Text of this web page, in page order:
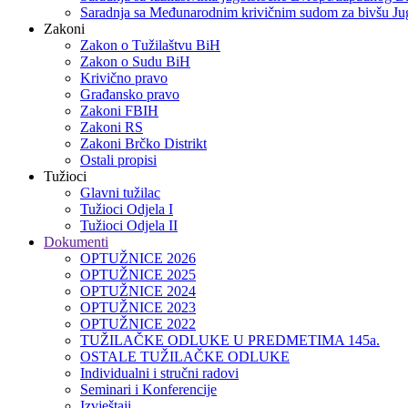
Saradnja sa Međunarodnim krivičnim sudom za bivšu
Zakoni
Zakon o Тužilaštvu BiH
Zakon o Sudu BiH
Krivično pravo
Građansko pravo
Zakoni FBIH
Zakoni RS
Zakoni Brčko Distrikt
Ostali propisi
Tužioci
Glavni tužilac
Tužioci Odjela I
Tužioci Odjela II
Dokumenti
OPTUŽNICE 2026
OPTUŽNICE 2025
OPTUŽNICE 2024
OPTUŽNICE 2023
OPTUŽNICE 2022
TUŽILAČKE ODLUKE U PREDMETIMA 145a.
OSTALE TUŽILAČKE ODLUKE
Individualni i stručni radovi
Seminari i Konferencije